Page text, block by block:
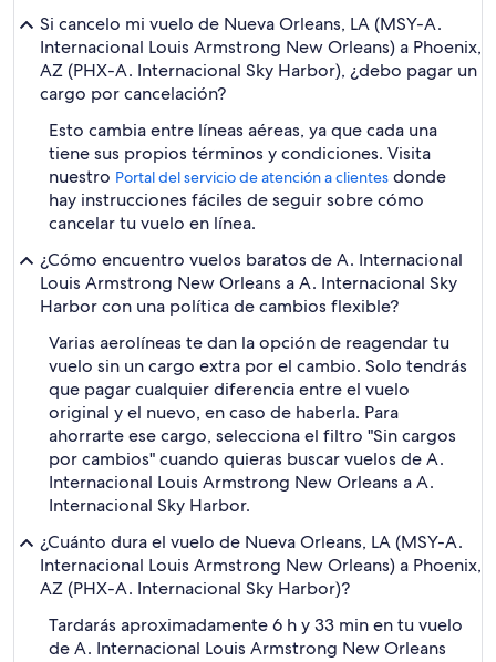
Si cancelo mi vuelo de Nueva Orleans, LA (MSY-A.
Internacional Louis Armstrong New Orleans) a Phoenix,
AZ (PHX-A. Internacional Sky Harbor), ¿debo pagar un
cargo por cancelación?
Esto cambia entre líneas aéreas, ya que cada una
tiene sus propios términos y condiciones. Visita
nuestro Portal del servicio de atención a clientes donde
hay instrucciones fáciles de seguir sobre cómo
cancelar tu vuelo en línea.
¿Cómo encuentro vuelos baratos de A. Internacional
Louis Armstrong New Orleans a A. Internacional Sky
Harbor con una política de cambios flexible?
Varias aerolíneas te dan la opción de reagendar tu
vuelo sin un cargo extra por el cambio. Solo tendrás
que pagar cualquier diferencia entre el vuelo
original y el nuevo, en caso de haberla. Para
ahorrarte ese cargo, selecciona el filtro "Sin cargos
por cambios" cuando quieras buscar vuelos de A.
Internacional Louis Armstrong New Orleans a A.
Internacional Sky Harbor.
¿Cuánto dura el vuelo de Nueva Orleans, LA (MSY-A.
Internacional Louis Armstrong New Orleans) a Phoenix,
AZ (PHX-A. Internacional Sky Harbor)?
Tardarás aproximadamente 6 h y 33 min en tu vuelo
de A. Internacional Louis Armstrong New Orleans